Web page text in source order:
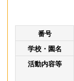
番号
学校・園名
活動内容等